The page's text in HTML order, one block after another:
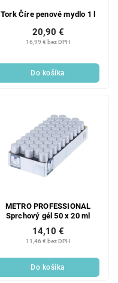
Tork Číre penové mydlo 1 l
16,99 € bez DPH
20,90 €
Do košíka
METRO PROFESSIONAL
Sprchový gél 50 x 20 ml
11,46 € bez DPH
14,10 €
Do košíka